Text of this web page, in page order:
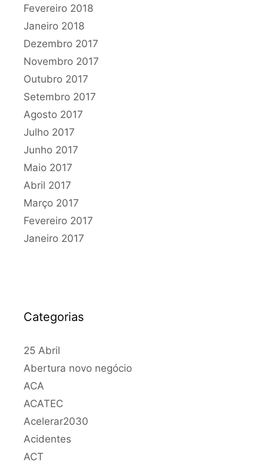
Fevereiro 2018
Janeiro 2018
Dezembro 2017
Novembro 2017
Outubro 2017
Setembro 2017
Agosto 2017
Julho 2017
Junho 2017
Maio 2017
Abril 2017
Março 2017
Fevereiro 2017
Janeiro 2017
Categorias
25 Abril
Abertura novo negócio
ACA
ACATEC
Acelerar2030
Acidentes
ACT